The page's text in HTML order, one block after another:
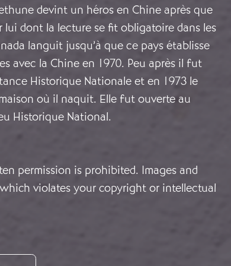
devint un héros en Chine après que
lui dont la lecture se fit obligatoire dans les
languit jusqu’à que ce pays établisse
avec la Chine en 1970. Peu après il fut
Historique Nationale et en 1973 le
où il naquit. Elle fut ouverte au
Historique National.
permission is prohibited. Images and
violates your copyright or intellectual